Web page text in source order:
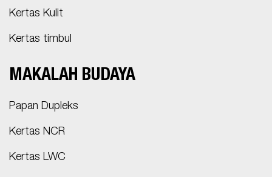
Kertas Kulit
Kertas timbul
MAKALAH BUDAYA
Papan Dupleks
Kertas NCR
Kertas LWC